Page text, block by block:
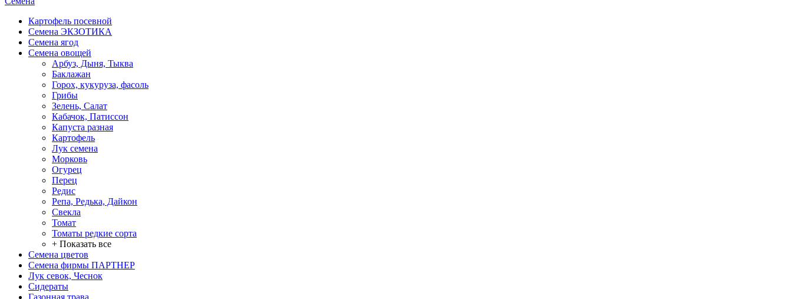
Картофель посевной
Семена ЭКЗОТИКА
Семена ягод
Семена овощей
Арбуз, Дыня, Тыква
Баклажан
Горох, кукуруза, фасоль
Грибы
Зелень, Салат
Кабачок, Патиссон
Капуста разная
Картофель
Лук семена
Морковь
Огурец
Перец
Редис
Репа, Редька, Дайкон
Свекла
Томат
Томаты редкие сорта
+ Показать все
Семена цветов
Семена фирмы ПАРТНЕР
Лук севок, Чеснок
Сидераты
Газонная трава